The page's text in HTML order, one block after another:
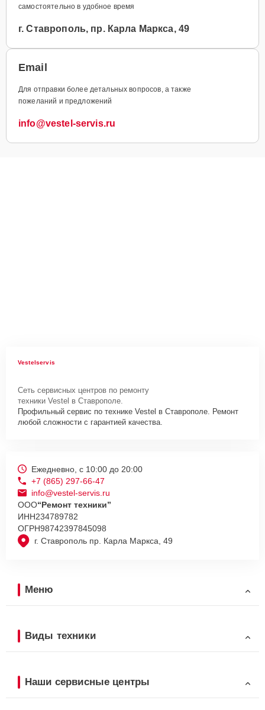
самостоятельно в удобное время
г. Ставрополь, пр. Карла Маркса, 49
Email
Для отправки более детальных вопросов, а также
пожеланий и предложений
info@vestel-servis.ru
Vestelservis
Сеть сервисных центров по ремонту
техники Vestel в Ставрополе.
Профильный сервис по технике Vestel в Ставрополе. Ремонт
любой сложности с гарантией качества.
г. Ставрополь пр. Карла Маркса, 49
Ежедневно, с 10:00 до 20:00
+7 (865) 297-66-47
info@vestel-servis.ru
ООО“Ремонт техники”
ИНН234789782
ОГРН98742397845098
Меню
Виды техники
Наши сервисные центры